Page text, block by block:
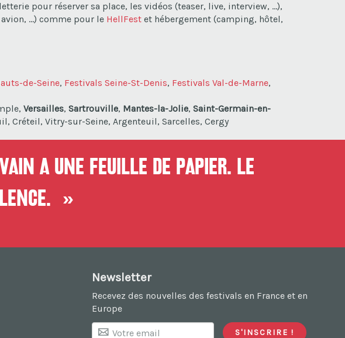
pour réserver sa place, les vidéos (teaser, live, interview, ...),
...) comme pour le HellFest et hébergement (camping, hôtel,
de-Seine, Festivals Seine-St-Denis, Festivals Val-de-Marne,
Versailles, Sartrouville, Mantes-la-Jolie, Saint-Germain-en-
Créteil, Vitry-sur-Seine, Argenteuil, Sarcelles, Cergy
a une feuille de papier. Le
»
Newsletter
Recevez des nouvelles des festivals en France et en
Europe